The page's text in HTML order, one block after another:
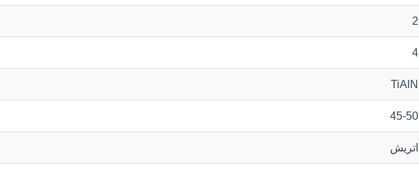
2
4
TiAlN
45-50
اتریش